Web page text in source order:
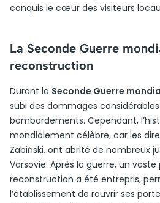
conquis le cœur des visiteurs
La Seconde Guerre
reconstruction
Durant la Seconde Guerre
subi des dommages
bombardements. Cependant,
mondialement célèbre, car les
Żabiński, ont abrité de nombreux
Varsovie. Après la guerre, un vaste
reconstruction a été entrepris,
l’établissement de rouvrir ses